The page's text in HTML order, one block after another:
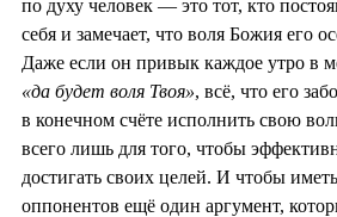
по духу человек — это тот, кто
себя и замечает, что воля Божия его
Даже если он привык каждое утро в
«да будет воля Твоя», всё, что его
в конечном счёте исполнить свою
всего лишь для того, чтобы
достигать своих целей. И чтобы
оппонентов ещё один аргумент,